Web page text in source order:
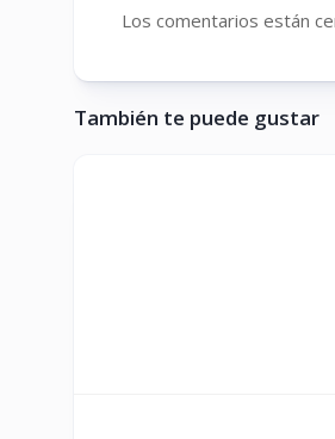
Los comentarios están
También te puede gustar